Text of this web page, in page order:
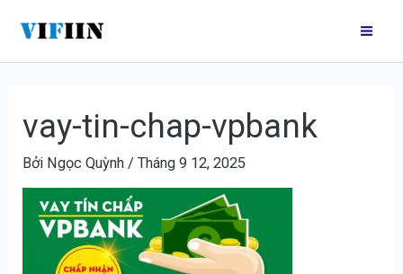
nội
vay-tin-chap-vpbank
Bởi Ngọc Quỳnh /Tháng 9 12, 2025
hướng
bài